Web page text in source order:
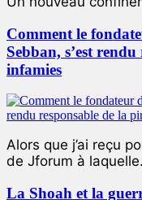
Comment le
Sebban, s’est
infamies
Alors que j’ai reçu
de Jforum à
La Shoah et la